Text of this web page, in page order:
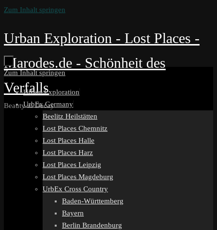
Zum Inhalt springen
Urban Exploration - Lost Places -
Marodes.de - Schönheit des
Verfalls
Beauty in Decay
Zum Inhalt springen
Urban Exploration
UrbEx Germany
Beelitz Heilstätten
Lost Places Chemnitz
Lost Places Halle
Lost Places Harz
Lost Places Leipzig
Lost Places Magdeburg
UrbEx Cross Country
Baden-Württemberg
Bayern
Berlin Brandenburg